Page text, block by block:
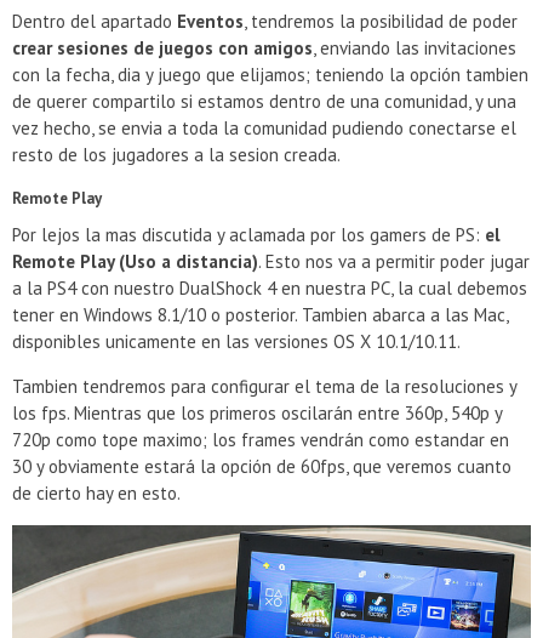
Dentro del apartado Eventos, tendremos la posibilidad de poder
crear sesiones de juegos con amigos, enviando las invitaciones
con la fecha, dia y juego que elijamos; teniendo la opción tambien
de querer compartilo si estamos dentro de una comunidad, y una
vez hecho, se envia a toda la comunidad pudiendo conectarse el
resto de los jugadores a la sesion creada.
Remote Play
Por lejos la mas discutida y aclamada por los gamers de PS: el
Remote Play (Uso a distancia). Esto nos va a permitir poder jugar
a la PS4 con nuestro DualShock 4 en nuestra PC, la cual debemos
tener en Windows 8.1/10 o posterior. Tambien abarca a las Mac,
disponibles unicamente en las versiones OS X 10.1/10.11.
Tambien tendremos para configurar el tema de la resoluciones y
los fps. Mientras que los primeros oscilarán entre 360p, 540p y
720p como tope maximo; los frames vendrán como estandar en
30 y obviamente estará la opción de 60fps, que veremos cuanto
de cierto hay en esto.